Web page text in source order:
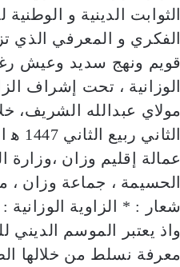
الثوابت الدينية و
الفكري و المعرفي الذي
قويم ونهج سديد وعيش
الوزانية ، تحت إشراف
عمالة إقليم وزان
الحسيمة ، جماعة وزان ،
شعار : * الزاوية
واذ يعتبر الموسم
معرفة نسلط من خلالها